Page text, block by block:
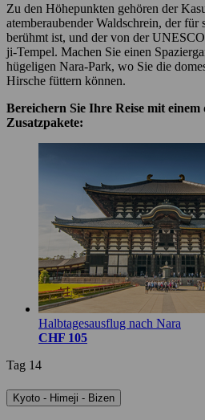
Zu den Höhepunkten gehören der
atemberaubender Waldschrein, der für
berühmt ist, und der von der
ji-Tempel. Machen Sie einen
hügeligen Nara-Park, wo Sie die
Hirsche füttern können.
Bereichern Sie Ihre Reise mit einem
Zusatzpakete:
Halbtagesausflug nach Nara
CHF 105
Tag 14
Kyoto - Himeji - Bizen